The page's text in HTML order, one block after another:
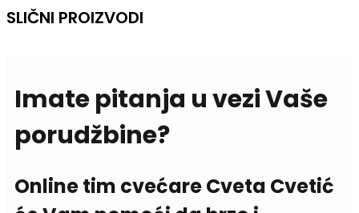
SLIČNI PROIZVODI
Imate pitanja u vezi Vaše
porudžbine?
Online tim cvećare Cveta Cvetić